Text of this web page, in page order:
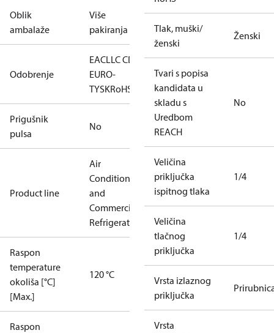
Oblik
ambalaže
Više
pakiranja
Odobrenje
EACLLC CDC
EURO-
TYSKRoHS
Prigušnik
pulsa
No
Product line
Air
Conditioning
and
Commercial
Refrigeration
Raspon
temperature
okoliša [°C]
[Max.]
120 °C
Raspon
Tlak, muški/
ženski
Ženski
Tvari s popisa
kandidata u
skladu s
Uredbom
REACH
No
Veličina
priključka
ispitnog tlaka
1/4
Veličina
tlačnog
priključka
1/4
Vrsta izlaznog
priključka
Vrsta